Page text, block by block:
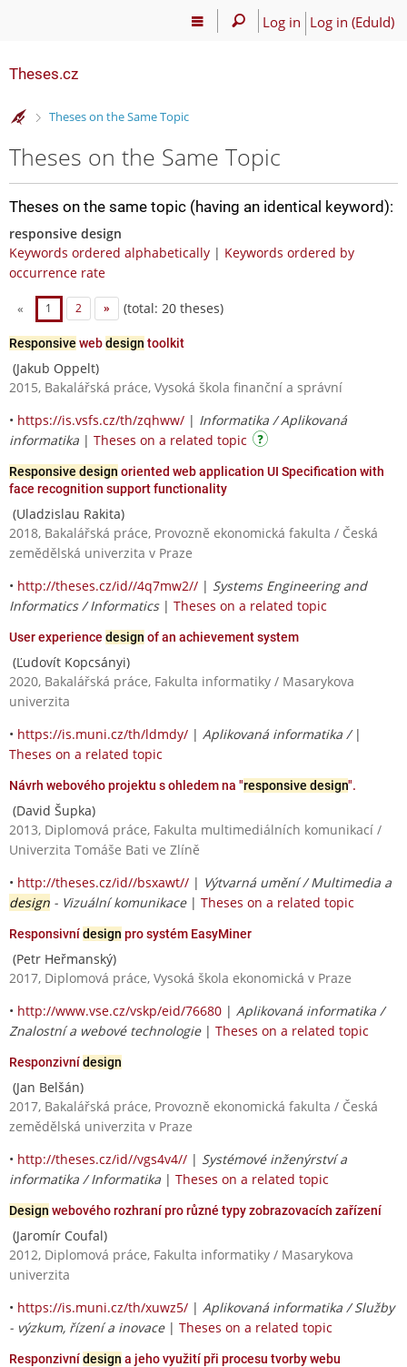
Log in Log in (EduId)
Theses.cz
>
Theses on the Same Topic
Theses on the Same Topic
Theses on the same topic (having an identical keyword):
responsive design
Keywords ordered alphabetically | Keywords ordered by
occurrence rate
« 1 2 » (total: 20 theses)
Responsive webdesign toolkit
(Jakub Oppelt)
2015, Bakalářská práce, Vysoká škola finanční a správní
• https://is.vsfs.cz/th/zqhww/ | Informatika / Aplikovaná
informatika | Theses on a related topic
Responsive design oriented web application UI Specification with
face recognition support functionality
(Uladzislau Rakita)
2018, Bakalářská práce, Provozně ekonomická fakulta / Česká
zemědělská univerzita v Praze
• http://theses.cz/id//4q7mw2// | Systems Engineering and
Informatics / Informatics| Theses on a related topic
User experience design of an achievement system
(Ľudovít Kopcsányi)
2020, Bakalářská práce, Fakulta informatiky / Masarykova
univerzita
• https://is.muni.cz/th/ldmdy/ | Aplikovaná informatika / |
Theses on a related topic
Návrh webového projektu s ohledem na "responsive design".
(David Šupka)
2013, Diplomová práce, Fakulta multimediálních komunikací /
Univerzita Tomáše Bati ve Zlíně
• http://theses.cz/id//bsxawt// | Výtvarná umění / Multimedia a
design - Vizuální komunikace| Theses on a related topic
Responsivnídesign pro systém EasyMiner
(Petr Heřmanský)
2017, Diplomová práce, Vysoká škola ekonomická v Praze
• http://www.vse.cz/vskp/eid/76680 | Aplikovaná informatika /
Znalostní a webové technologie| Theses on a related topic
Responzivnídesign
(Jan Belšán)
2017, Bakalářská práce, Provozně ekonomická fakulta / Česká
zemědělská univerzita v Praze
• http://theses.cz/id//vgs4v4// | Systémové inženýrství a
informatika / Informatika | Theses on a related topic
Design webového rozhraní pro různé typy zobrazovacích zařízení
(Jaromír Coufal)
2012, Diplomová práce, Fakulta informatiky / Masarykova
univerzita
• https://is.muni.cz/th/xuwz5/ | Aplikovaná informatika / Služby
- výzkum, řízení a inovace| Theses on a related topic
Responzivnídesign a jeho využití při procesu tvorby webu